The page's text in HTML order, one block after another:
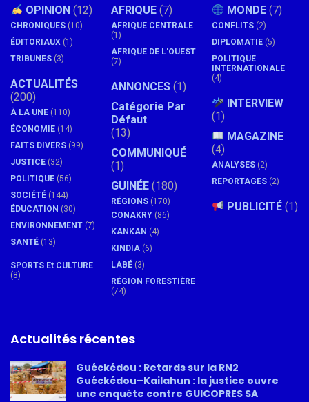
OPINION (12)
CHRONIQUES (10)
ÉDITORIAUX (1)
TRIBUNES (3)
ACTUALITÉS
(200)
À LA UNE (110)
ÉCONOMIE (14)
FAITS DIVERS (99)
JUSTICE (32)
POLITIQUE (56)
SOCIÉTÉ (144)
ÉDUCATION (30)
ENVIRONNEMENT (7)
SANTÉ (13)
SPORTS Et CULTURE
(8)
AFRIQUE (7)
AFRIQUE CENTRALE
(1)
AFRIQUE DE L'OUEST
(7)
ANNONCES (1)
Catégorie Par
Défaut
(13)
COMMUNIQUÉ
(1)
GUINÉE (180)
RÉGIONS (170)
CONAKRY (86)
KANKAN (4)
KINDIA (6)
LABÉ (3)
RÉGION FORESTIÈRE
(74)
MONDE (7)
CONFLITS (2)
DIPLOMATIE (5)
POLITIQUE
INTERNATIONALE
(4)
INTERVIEW
(1)
MAGAZINE
(4)
ANALYSES (2)
REPORTAGES (2)
PUBLICITÉ (1)
Actualités récentes
Guéckédou : Retards sur la RN2
Guéckédou–Kailahun : la justice ouvre
une enquête contre GUICOPRES SA